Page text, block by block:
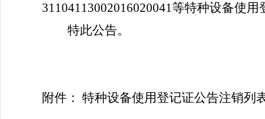
31104113002016020041等特种设备使用
特此公告。
附件： 特种设备使用登记证公告注销列